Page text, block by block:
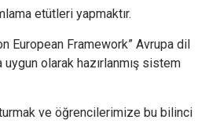
etütleri yapmaktır.
European Framework” Avrupa dil
olarak hazırlanmış sistem
ve öğrencilerimize bu bilinci
özelleştirebilirsiniz. Değişikliklerin geçerli
Çerezler Her Zaman Aktif
düzgün çalışması,